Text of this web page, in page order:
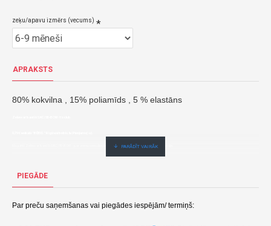
zeķu/apavu izmērs (vecums)
APRAKSTS
80% kokvilna , 15% poliamīds , 5 % elastāns
Nopirkt Zeķes ar bantīti SKC/3D-BOW--par zemu cenu,ātri,ērti,bez gaidīšanas.Cenas no vairumtirgotāja.
PIEGĀDE
Par preču saņemšanas vai piegādes iespējām/ termiņš: